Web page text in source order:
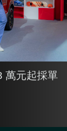
萬元起採單